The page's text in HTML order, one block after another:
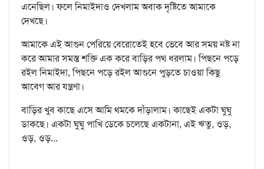
এনেছিল। ফলে নিমাইদাও দেখলাম অবাক দৃষ্টিতে আমাকে
দেখছে।
আমাকে এই আগুন পেরিয়ে বেরোতেই হবে ভেবে আর সময় নষ্ট না
করে আমার সমস্ত শক্তি এক করে বাড়ির পথ ধরলাম। পিছনে পড়ে
রইল নিমাইদা, পিছনে পড়ে রইল আগুনে পুড়তে চাওয়া কিছু
আবেগ আর যন্ত্রণা।
বাড়ির খুব কাছে এসে আমি থমকে দাঁড়ালাম। কাছেই একটা ঘুঘু
ডাকছে। একটা ঘুঘু পাখি ডেকে চলেছে একটানা, এই ঋতু, ওড়,
ওড়, ওড়...